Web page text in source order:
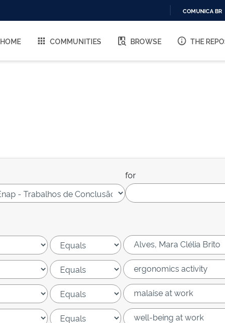
O
COMUNICA BR
HOME COMMUNITIES BROWSE THE
for